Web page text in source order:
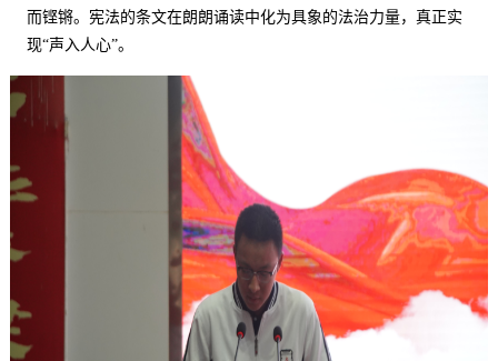
而铿锵。宪法的条文在朗朗诵读中化为具象的法治力量，真正实
现“声入人心”。